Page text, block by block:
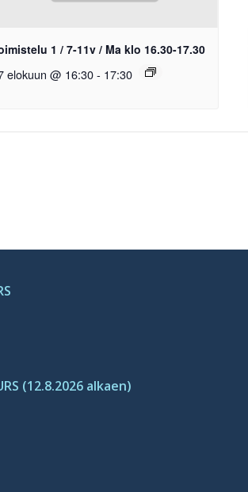
1 / 7-11v / Ma klo 16.30-17.30
elokuun @ 16:30 - 17:30
(12.8.2026 alkaen)